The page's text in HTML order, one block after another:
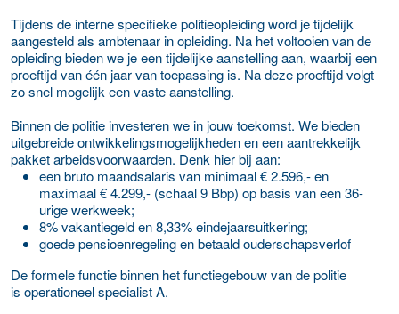
Tijdens de interne specifieke politieopleiding word je tijdelijk
aangesteld als ambtenaar in opleiding. Na het voltooien van de
opleiding bieden we je een tijdelijke aanstelling aan, waarbij een
proeftijd van één jaar van toepassing is. Na deze proeftijd volgt
zo snel mogelijk een vaste aanstelling.
Binnen de politie investeren we in jouw toekomst. We bieden
uitgebreide ontwikkelingsmogelijkheden en een aantrekkelijk
pakket arbeidsvoorwaarden. Denk hier bij aan:
een bruto maandsalaris van minimaal € 2.596,- en
maximaal € 4.299,- (schaal 9 Bbp) op basis van een 36-
urige werkweek;
8% vakantiegeld en 8,33% eindejaarsuitkering;
goede pensioenregeling en betaald ouderschapsverlof
De formele functie binnen het functiegebouw van de politie
is operationeel specialist A.